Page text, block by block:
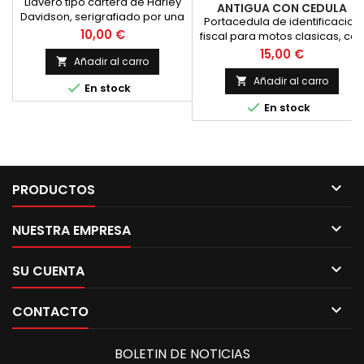
Davidson, serigrafiado por una
cara, con anillas y bolsillos
Precio
10,00 €
 Añadir al carro
 En stock
ANTIGUA CON CEDULA
Portacedula de identificacion
fiscal para motos clasicas, con
los extremos cromados. Para
gran ca
Precio
15,00 €
 Añadir al carro
 En stock
PRODUCTOS 
NUESTRA EMPRESA 
SU CUENTA 
CONTACTO 
BOLETIN DE NOTICIAS